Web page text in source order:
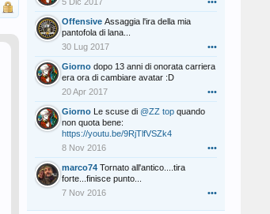
Offensive Assaggia l'ira della mia
pantofola di lana...
30 Lug 2017
•••
Giorno dopo 13 anni di onorata carriera
era ora di cambiare avatar :D
20 Apr 2017
•••
Giorno Le scuse di @ZZ top quando
non quota bene:
https://youtu.be/9RjTlfVSZk4
8 Nov 2016
•••
marco74 Tornato all'antico....tira
forte...finisce punto...
7 Nov 2016
•••